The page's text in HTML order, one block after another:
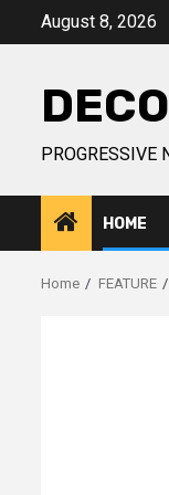
August 8, 2026
PROGRESSIVE
HOME
Home FEATURE